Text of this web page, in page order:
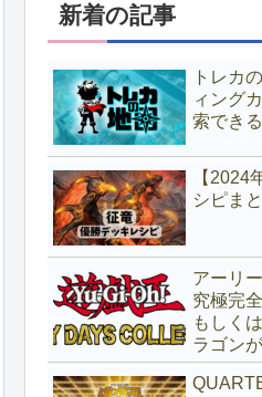
新着の記事
トレカ
ィング
索でき
【2024
シピま
アーリ
究極完
もしく
ラゴン